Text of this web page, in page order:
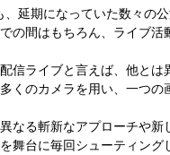
、延期になっていた数々の公
の間はもちろん、ライブ活
信ライブと言えば、他とは
くのカメラを用い、一つ
なる斬新なアプローチや
舞台に毎回シューティング